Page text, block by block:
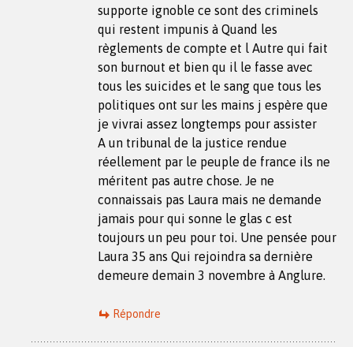
supporte ignoble ce sont des criminels
qui restent impunis à Quand les
règlements de compte et l Autre qui fait
son burnout et bien qu il le fasse avec
tous les suicides et le sang que tous les
politiques ont sur les mains j espère que
je vivrai assez longtemps pour assister
A un tribunal de la justice rendue
réellement par le peuple de france ils ne
méritent pas autre chose. Je ne
connaissais pas Laura mais ne demande
jamais pour qui sonne le glas c est
toujours un peu pour toi. Une pensée pour
Laura 35 ans Qui rejoindra sa dernière
demeure demain 3 novembre à Anglure.
Répondre